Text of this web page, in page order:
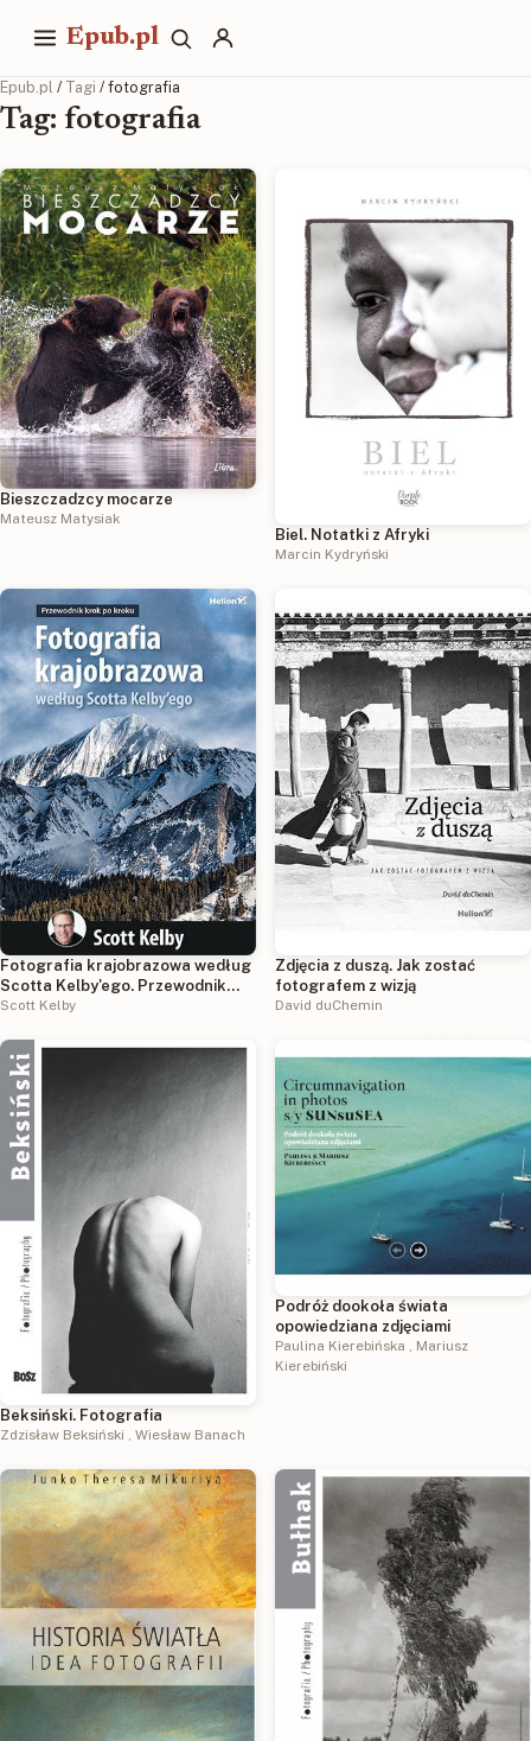
Epub.pl
Epub.pl / Tagi / fotografia
Tag: fotografia
Bieszczadzcy mocarze
Mateusz Matysiak
Biel. Notatki z Afryki
Marcin Kydryński
Fotografia krajobrazowa według
Scotta Kelby'ego. Przewodnik
krok po kroku
Scott Kelby
Zdjęcia z duszą. Jak zostać
fotografem z wizją
David duChemin
Beksiński. Fotografia
Zdzisław Beksiński , Wiesław Banach
Podróż dookoła świata
opowiedziana zdjęciami
Paulina Kierebińska
Mariusz
Kierebiński